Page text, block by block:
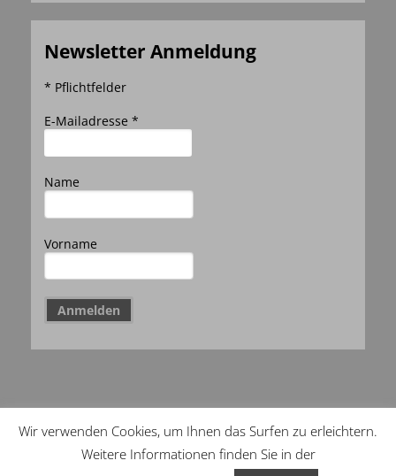
Newsletter Anmeldung
* Pflichtfelder
E-Mailadresse *
Name
Vorname
Copyright Menzli Sport –Impressum–
Wir verwenden Cookies, um Ihnen das Surfen zu erleichtern.
Weitere Informationen finden Sie in der